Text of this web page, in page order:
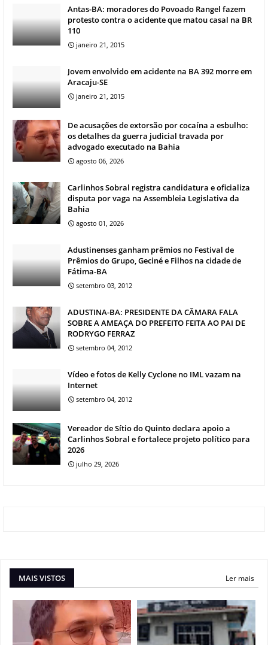
Antas-BA: moradores do Povoado Rangel fazem
protesto contra o acidente que matou casal na BR
110
janeiro 21, 2015
Jovem envolvido em acidente na BA 392 morre em
Aracaju-SE
janeiro 21, 2015
De acusações de extorsão por cocaína a esbulho:
os detalhes da guerra judicial travada por
advogado executado na Bahia
agosto 06, 2026
Carlinhos Sobral registra candidatura e oficializa
disputa por vaga na Assembleia Legislativa da
Bahia
agosto 01, 2026
Adustinenses ganham prêmios no Festival de
Prêmios do Grupo, Geciné e Filhos na cidade de
Fátima-BA
setembro 03, 2012
ADUSTINA-BA: PRESIDENTE DA CÂMARA FALA
SOBRE A AMEAÇA DO PREFEITO FEITA AO PAI DE
RODRYGO FERRAZ
setembro 04, 2012
Vídeo e fotos de Kelly Cyclone no IML vazam na
Internet
setembro 04, 2012
Vereador de Sítio do Quinto declara apoio a
Carlinhos Sobral e fortalece projeto político para
2026
julho 29, 2026
MAIS VISTOS Ler mais